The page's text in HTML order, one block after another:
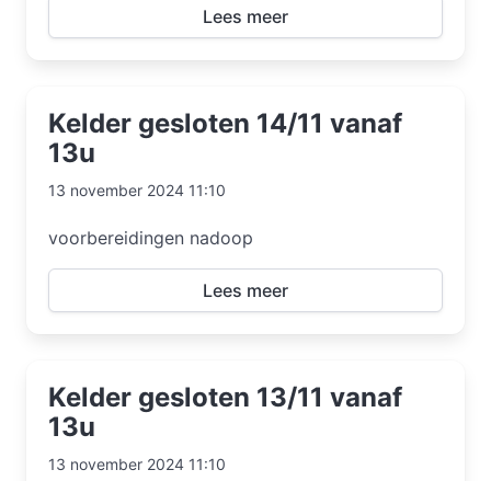
Lees meer
Kelder gesloten 14/11 vanaf
13u
13 november 2024 11:10
voorbereidingen nadoop
Lees meer
Kelder gesloten 13/11 vanaf
13u
13 november 2024 11:10